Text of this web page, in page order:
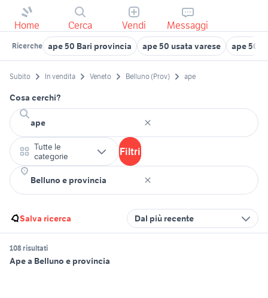
Home Cerca Vendi Messaggi
Ricerche ape 50 Bari provincia ape 50 usata varese ape 50
Subito In vendita Veneto Belluno (Prov) ape
Cosa cerchi?
Tutte le
categorie
Filtri
Salva ricerca Dal più recente
108 risultati
Ape a Belluno e provincia